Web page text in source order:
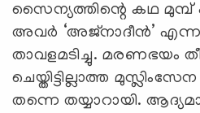
സൈന്യത്തിന്റെ കഥ മുമ്പ്
അവര്‍ ‘അജ്‌നാദീന്‍’
താവളമടിച്ചു. മരണഭയം
ചെയ്തിട്ടില്ലാത്ത
തന്നെ തയ്യാറായി.